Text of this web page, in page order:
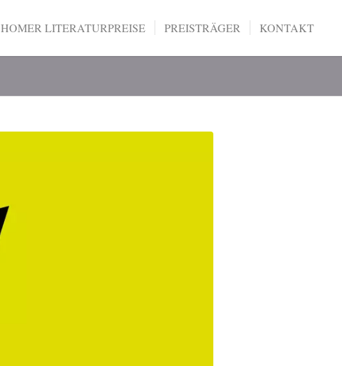
HOMER LITERATURPREISE PREISTRÄGER KONTAKT